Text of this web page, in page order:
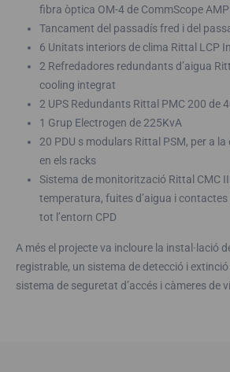
fibra òptica OM-4 de CommScope AMP
Tancament del passadís fred i del
6 Unitats interiors de clima Rittal LCP
2 Refredadores redundants d’aigua
cooling integrat
2 UPS Redundants Rittal PMC 200 de
1 Grup Electrogen de 225KvA
20 PDU s modulars Rittal PSM, per a
en els racks
Sistema de monitorització Rittal CMC
temperatura, fuites d’aigua i
tot l’entorn CPD
A més el projecte va incloure la instal·lació
registrable, un sistema de detecció i extinció
sistema de seguretat d’accés i càmeres de